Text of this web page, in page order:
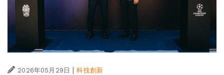
2026年05月29日 | 科技創新